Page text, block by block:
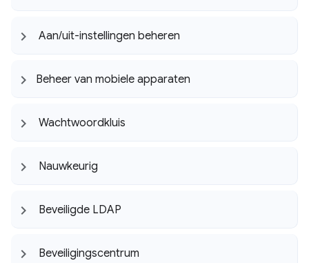
Aan/uit-instellingen beheren
Beheer van mobiele apparaten
Wachtwoordkluis
Nauwkeurig
Beveiligde LDAP
Beveiligingscentrum